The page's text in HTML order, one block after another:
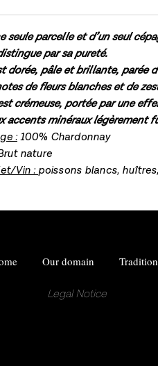
seule parcelle et d’un seul
par sa pureté.
dorée, pâle et brillante, parée
de fleurs blanches et de
crémeuse, portée par une
accents minéraux légèrement
:100% Chardonnay
nature
Vin :poissons blancs,
Our domain
Legal Notice